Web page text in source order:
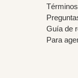
Guía de
Para